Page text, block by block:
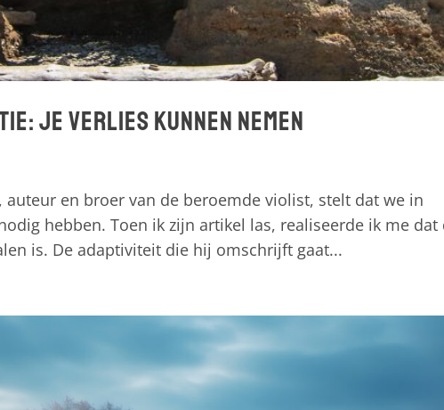
je verlies kunnen nemen
auteur en broer van de beroemde violist, stelt dat we in
hebben. Toen ik zijn artikel las, realiseerde ik me dat
is. De adaptiviteit die hij omschrijft gaat...